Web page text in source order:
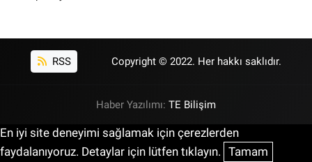
RSS Copyright © 2022. Her hakkı saklıdır.
Haber Yazılımı: TE Bilişim
En iyi site deneyimi sağlamak için çerezlerden
faydalanıyoruz. Detaylar için lütfen tıklayın. Tamam